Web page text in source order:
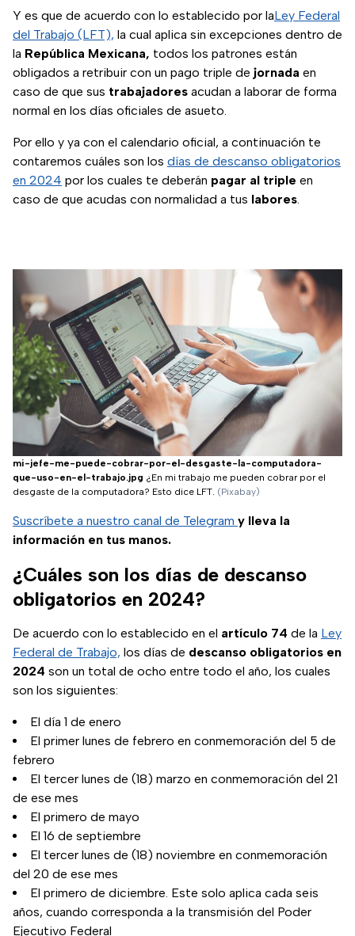
Y es que de acuerdo con lo establecido por laLey Federal
del Trabajo (LFT), la cual aplica sin excepciones dentro de
la República Mexicana, todos los patrones están
obligados a retribuir con un pago triple de jornada en
caso de que sus trabajadores acudan a laborar de forma
normal en los días oficiales de asueto.
Por ello y ya con el calendario oficial, a continuación te
contaremos cuáles son los días de descanso obligatorios
en 2024 por los cuales te deberán pagar al triple en
caso de que acudas con normalidad a tus labores.
mi-jefe-me-puede-cobrar-por-el-desgaste-la-computadora-
que-uso-en-el-trabajo.jpg ¿En mi trabajo me pueden cobrar por el
desgaste de la computadora? Esto dice LFT. (Pixabay)
Suscríbete a nuestro canal de Telegram y lleva la
información en tus manos.
¿Cuáles son los días de descanso
obligatorios en 2024?
De acuerdo con lo establecido en el artículo 74 de la Ley
Federal de Trabajo, los días de descanso obligatorios en
2024 son un total de ocho entre todo el año, los cuales
son los siguientes:
El día 1 de enero
El primer lunes de febrero en conmemoración del 5 de
febrero
El tercer lunes de (18) marzo en conmemoración del 21
de ese mes
El primero de mayo
El 16 de septiembre
El tercer lunes de (18) noviembre en conmemoración
del 20 de ese mes
El primero de diciembre. Este solo aplica cada seis
años, cuando corresponda a la transmisión del Poder
Ejecutivo Federal